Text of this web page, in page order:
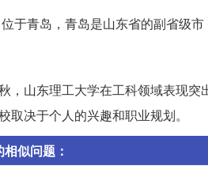
于青岛，青岛是山东省的副省级市
，山东理工大学在工科领域表现
取决于个人的兴趣和职业规划。
似问题：